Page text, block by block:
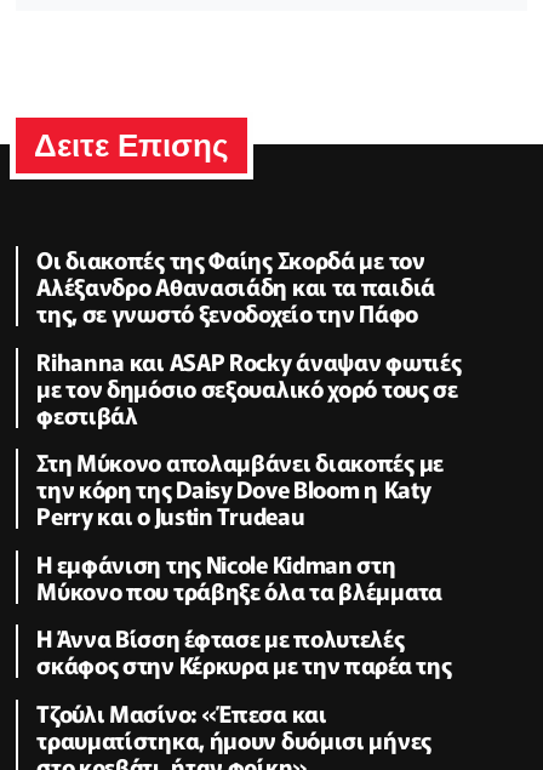
Δειτε Επισης
Οι διακοπές της Φαίης Σκορδά με τον
Αλέξανδρο Αθανασιάδη και τα παιδιά
της, σε γνωστό ξενοδοχείο την Πάφο
Rihanna και ASAP Rocky άναψαν φωτιές
με τον δημόσιο σεξουαλικό χορό τους σε
φεστιβάλ
Στη Μύκονο απολαμβάνει διακοπές με
την κόρη της Daisy Dove Bloom η Κaty
Perry και ο Justin Trudeau
Η εμφάνιση της Nicole Kidman στη
Μύκονο που τράβηξε όλα τα βλέμματα
Η Άννα Βίσση έφτασε με πολυτελές
σκάφος στην Κέρκυρα με την παρέα της
Τζούλι Μασίνο: «Έπεσα και
τραυματίστηκα, ήμουν δυόμισι μήνες